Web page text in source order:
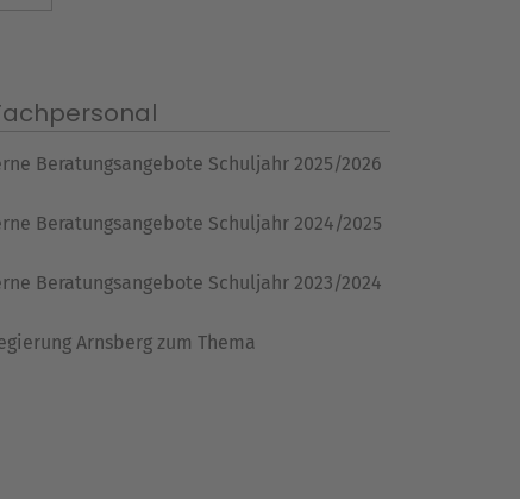
Beratungsangebote Schuljahr 2025/2026
Beratungsangebote Schuljahr 2024/2025
Beratungsangebote Schuljahr 2023/2024
Arnsberg zum Thema